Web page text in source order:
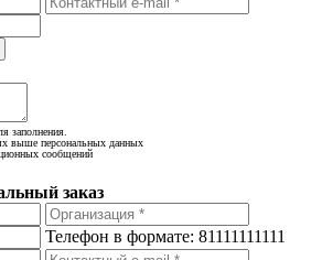
заполнения.
выше персональных данных
сообщений
заказ
Телефон в формате: 81111111111